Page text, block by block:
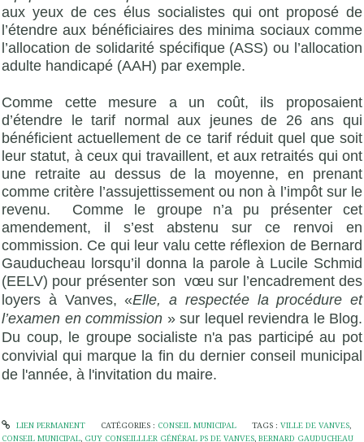
aux yeux de ces élus socialistes qui ont proposé de
l’étendre aux bénéficiaires des minima sociaux comme
l’allocation de solidarité spécifique (ASS) ou l’allocation
adulte handicapé (AAH) par exemple.
Comme cette mesure a un coût, ils proposaient
d’étendre le tarif normal aux jeunes de 26 ans qui
bénéficient actuellement de ce tarif réduit quel que soit
leur statut, à ceux qui travaillent, et aux retraités qui ont
une retraite au dessus de la moyenne, en prenant
comme critère l’assujettissement ou non à l’impôt sur le
revenu. Comme le groupe n’a pu présenter cet
amendement, il s’est abstenu sur ce renvoi en
commission. Ce qui leur valu cette réflexion de Bernard
Gauducheau lorsqu’il donna la parole à Lucile Schmid
(EELV) pour présenter son vœu sur l’encadrement des
loyers à Vanves, «Elle, a respectée la procédure et
l’examen en commission » sur lequel reviendra le Blog.
Du coup, le groupe socialiste n'a pas participé au pot
convivial qui marque la fin du dernier conseil municipal
de l'année, à l'invitation du maire.
LIEN PERMANENT CATÉGORIES : CONSEIL MUNICIPAL TAGS :VILLE DE VANVES,
CONSEIL MUNICIPAL, GUY CONSEILLLER GÉNÉRAL PS DE VANVES, BERNARD GAUDUCHEAU